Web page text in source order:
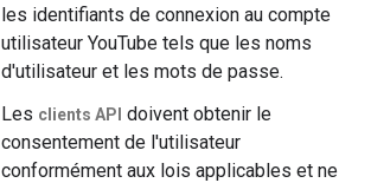
les identifiants de connexion au compte
utilisateur YouTube tels que les noms
d'utilisateur et les mots de passe.
Les clients API doivent obtenir le
consentement de l'utilisateur
conformément aux lois applicables et ne